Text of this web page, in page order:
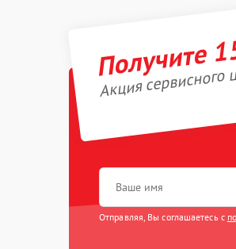
Получите
Акция
Отправляя, Вы соглашаетесь с